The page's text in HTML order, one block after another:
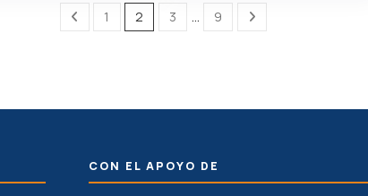
1 2 3 … 9
CON EL APOYO DE